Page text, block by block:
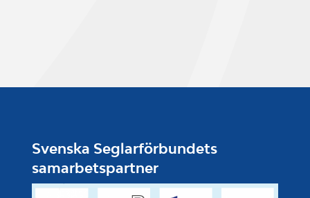
Svenska Seglarförbundets
samarbetspartner